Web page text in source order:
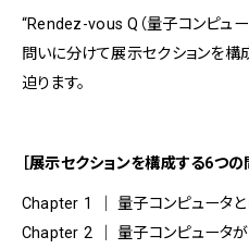
Spiral Rendezvous Store グランスタ東京
採用情報
“Rendez-vous Q（量子コンピュー
問いに分けて展示セクションを構
迫ります。
［展示セクションを構成する6つの
Chapter 1 ｜ 量子コンピュータと
Chapter 2 ｜ 量子コンピュータが